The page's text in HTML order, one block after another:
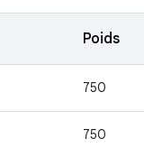
Poids
750
750